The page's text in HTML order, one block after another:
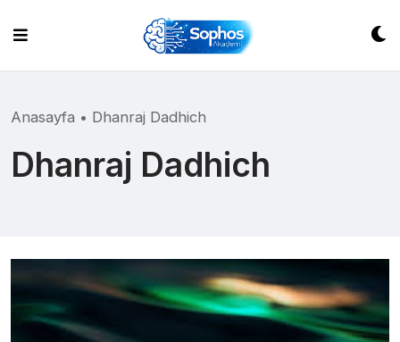
content
Anasayfa • Dhanraj Dadhich
Dhanraj Dadhich